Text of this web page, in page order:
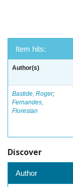
Item hits:
Author(s)
Bastide, Roger;
Fernandes,
Florestan
Discover
Author